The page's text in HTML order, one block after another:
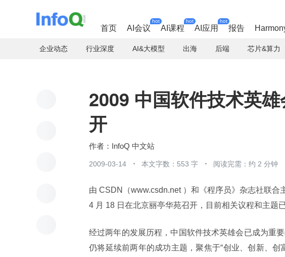
首页 AI会议
hot
AI课程
hot
AI应用
hot
报告
企业动态 行业深度 AI&大模型 出海 后端 芯片&算力
2009 中国软件技术英
开
InfoQ 中文站
2009-03-14 本文字数：553 字 阅读完需：约 2 分钟
由 CSDN（www.csdn.net ）和《程序员》杂志社联
4 月 18 日在北京丽亭华苑召开，目前相关议程和主题已
经过两年的发展历程，中国软件技术英雄会已成为重
仍将延续前两年的成功主题，聚焦于“创业、创新、